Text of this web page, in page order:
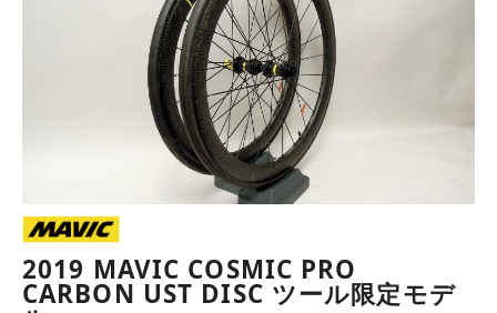
2019 MAVIC COSMIC PRO
CARBON UST DISC ツール限定モデ